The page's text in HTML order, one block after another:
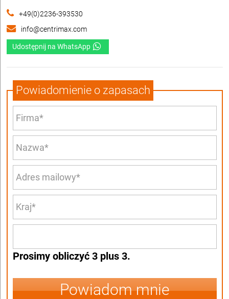
+49(0)2236-393530
info@centrimax.com
Udostępnij na WhatsApp
Powiadomienie o zapasach
Prosimy obliczyć 3 plus 3.
Powiadom mnie